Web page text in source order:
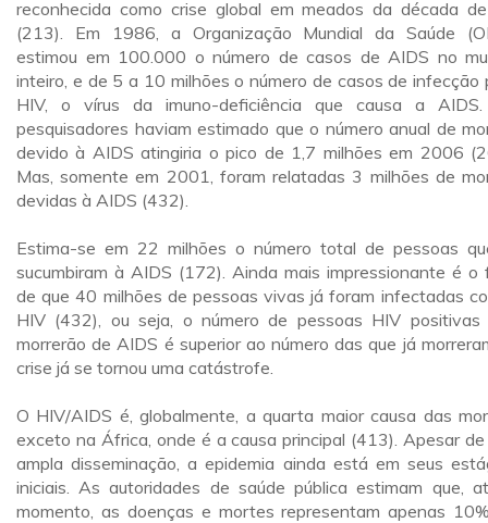
reconhecida como crise global em meados da década
(213). Em 1986, a Organização Mundial da Saúde
estimou em 100.000 o número de casos de AIDS no
inteiro, e de 5 a 10 milhões o número de casos de infecção
HIV, o vírus da imuno-deficiência que causa a
pesquisadores haviam estimado que o número anual de
devido à AIDS atingiria o pico de 1,7 milhões em 2006
Mas, somente em 2001, foram relatadas 3 milhões de
devidas à AIDS (432).
Estima-se em 22 milhões o número total de pessoas
sucumbiram à AIDS (172). Ainda mais impressionante é o
de que 40 milhões de pessoas vivas já foram infectadas
HIV (432), ou seja, o número de pessoas HIV positivas
morrerão de AIDS é superior ao número das que já
crise já se tornou uma catástrofe.
O HIV/AIDS é, globalmente, a quarta maior causa das
exceto na África, onde é a causa principal (413). Apesar de
ampla disseminação, a epidemia ainda está em seus
iniciais. As autoridades de saúde pública estimam que,
momento, as doenças e mortes representam apenas